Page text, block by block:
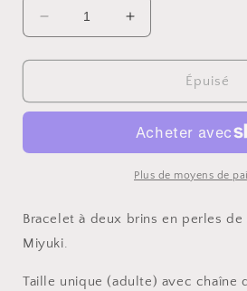
Réduire
la
quantité
Bracelet
Augmenter
la
quantité
Bracelet
brin
Épuisé
Plus de moyens de
Bracelet à deux brins en perles
Miyuki.
Taille unique (adulte) avec chaîne